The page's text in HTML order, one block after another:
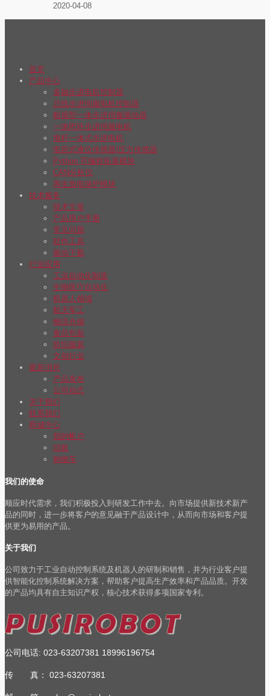
2020-04-08
首页
产品中心
多轴步进电机控制器
总线步进伺服电机控制器
航插型一体步进伺服驱动器
一体闭环步进伺服电机
推杆一体式步进电机
电容式液位传感器/压力传感器
Python 可编程拓展模块
CAN分析仪
再生放电保护模块
技术服务
技术文章
产品用户手册
常见问题
软件工具
驱动下载
行业应用
工业自动化制造
生物医疗自动化
机器人领域
航天军工
物流仓储
食品包装
纺织服装
文创行业
最新消息
产品发布
公司动态
关于我们
联系我们
商城中心
我的帐户
结账
购物车
我们的使命
顺应时代需求，我们积极投入到研发工作中去。向市场提供新技术新产
品的同时，进一步将客户的意见融于产品设计中，从而向市场和客户提
供更为易用的产品。
关于我们
公司致力于工业自动控制系统及机器人的研制和销售，并为行业客户提
供智能化控制系统解决方案，帮助客户提高生产效率和产品品质。开发
的产品均具有自主知识产权，核心技术获得多项国家专利。
公司电话: 023-63207381 18996196754
传 真： 023-63207381